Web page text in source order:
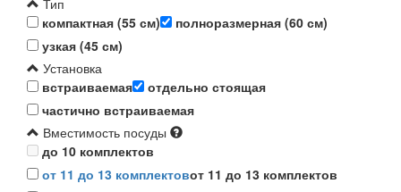
Тип
компактная (55 см)
полноразмерная (60 см)
узкая (45 см)
Установка
встраиваемая
отдельно стоящая
частично встраиваемая
Вместимость посуды
до 10 комплектов
от 11 до 13 комплектовот 11 до 13 комплектов